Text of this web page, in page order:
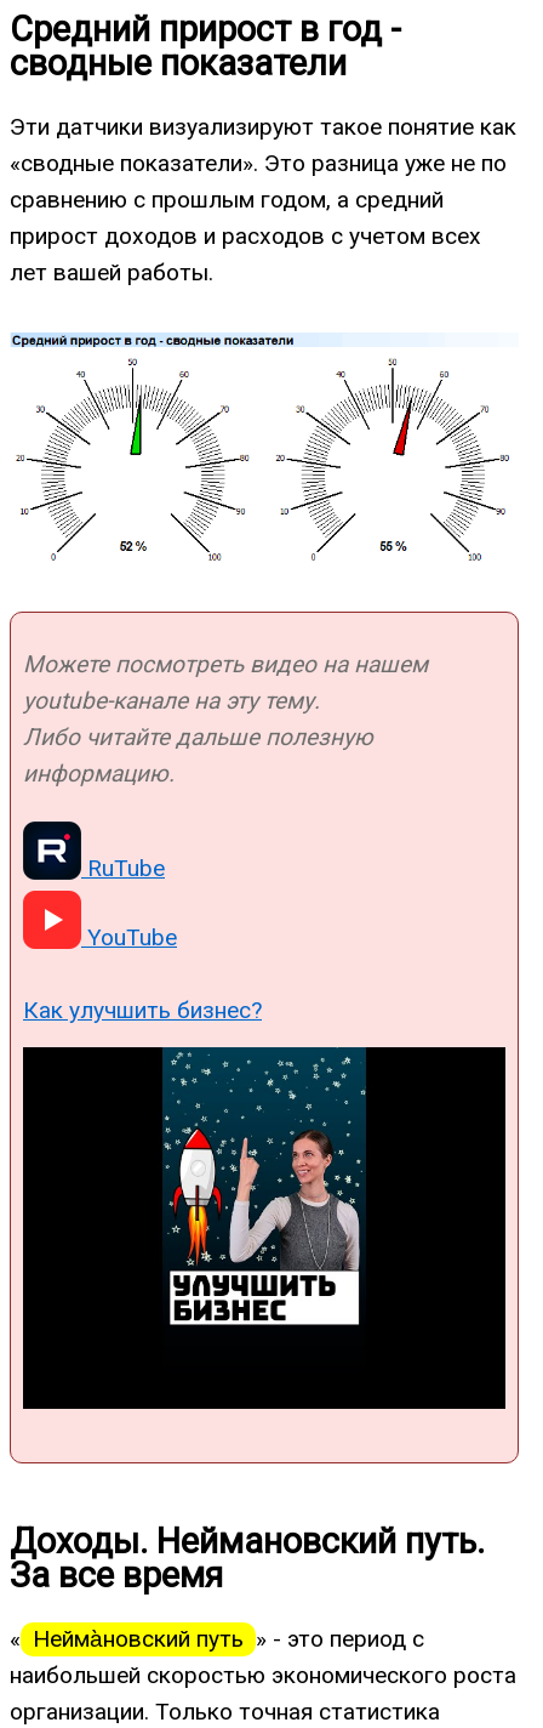
Средний прирост в год -
сводные показатели
Эти датчики визуализируют такое понятие как
«сводные показатели». Это разница уже не по
сравнению с прошлым годом, а средний
прирост доходов и расходов с учетом всех
лет вашей работы.
Можете посмотреть видео на нашем
youtube-канале на эту тему.
Либо читайте дальше полезную
информацию.
RuTube
YouTube
Как улучшить бизнес?
Доходы. Неймановский путь.
За все время
« Нейма̀новский путь » - это период с
наибольшей скоростью экономического роста
организации. Только точная статистика